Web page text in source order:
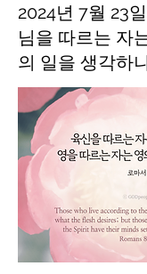
2024년 7월 23
님을 따르는 자
의 일을 생각하